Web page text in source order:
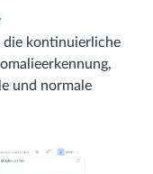
die kontinuierliche
und normale